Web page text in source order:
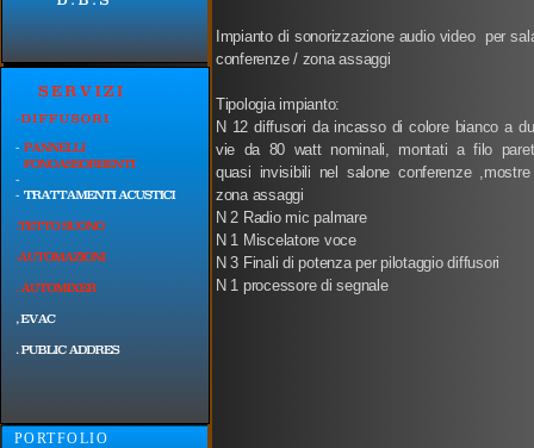
Impianto di sonorizzazione audio video per
conferenze / zona assaggi
Tipologia impianto:
N 12 diffusori da incasso di colore bianco a
vie da 80 watt nominali, montati a filo
quasi invisibili nel salone conferenze
zona assaggi
N 2 Radio mic palmare
N 1 Miscelatore voce
N 3 Finali di potenza per pilotaggio diffusori
N 1 processore di segnale
PORTFOLIO